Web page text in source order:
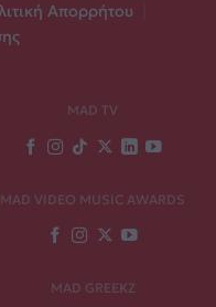
Απορρήτου
MAD TV
MAD VIDEO MUSIC AWARDS
MAD GREEKZ